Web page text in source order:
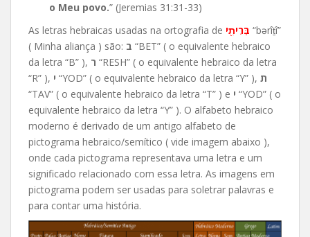
o Meu povo.” (Jeremias 31:31-33)
As letras hebraicas usadas na ortografia de בְּרִיתִ֖י “bərîṯî”
( Minha aliança ) são: ב “BET” ( o equivalente hebraico
da letra “B” ), ר “RESH” ( o equivalente hebraico da letra
“R” ), י “YOD” ( o equivalente hebraico da letra “Y” ), ת
“TAV” ( o equivalente hebraico da letra “T” ) e י “YOD” ( o
equivalente hebraico da letra “Y” ). O alfabeto hebraico
moderno é derivado de um antigo alfabeto de
pictograma hebraico/semítico ( vide imagem abaixo ),
onde cada pictograma representava uma letra e um
significado relacionado com essa letra. As imagens em
pictograma podem ser usadas para soletrar palavras e
para contar uma história.